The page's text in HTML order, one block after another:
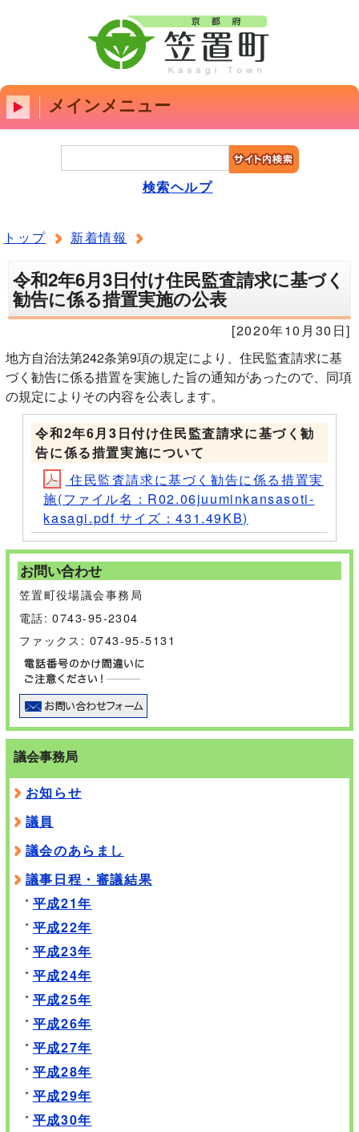
メインメニュー
検索ヘルプ
トップ 新着情報
令和2年6月3日付け住民監査請求に基づく
勧告に係る措置実施の公表
[2020年10月30日]
地方自治法第242条第9項の規定により、住民監査請求に基
づく勧告に係る措置を実施した旨の通知があったので、同項
の規定によりその内容を公表します。
令和2年6月3日付け住民監査請求に基づく勧
告に係る措置実施について
住民監査請求に基づく勧告に係る措置実
施(ファイル名：R02.06juuminkansasoti-
kasagi.pdf サイズ：431.49KB)
お問い合わせ
笠置町役場議会事務局
電話: 0743-95-2304
ファックス: 0743-95-5131
議会事務局
お知らせ
議員
議会のあらまし
議事日程・審議結果
平成21年
平成22年
平成23年
平成24年
平成25年
平成26年
平成27年
平成28年
平成29年
平成30年